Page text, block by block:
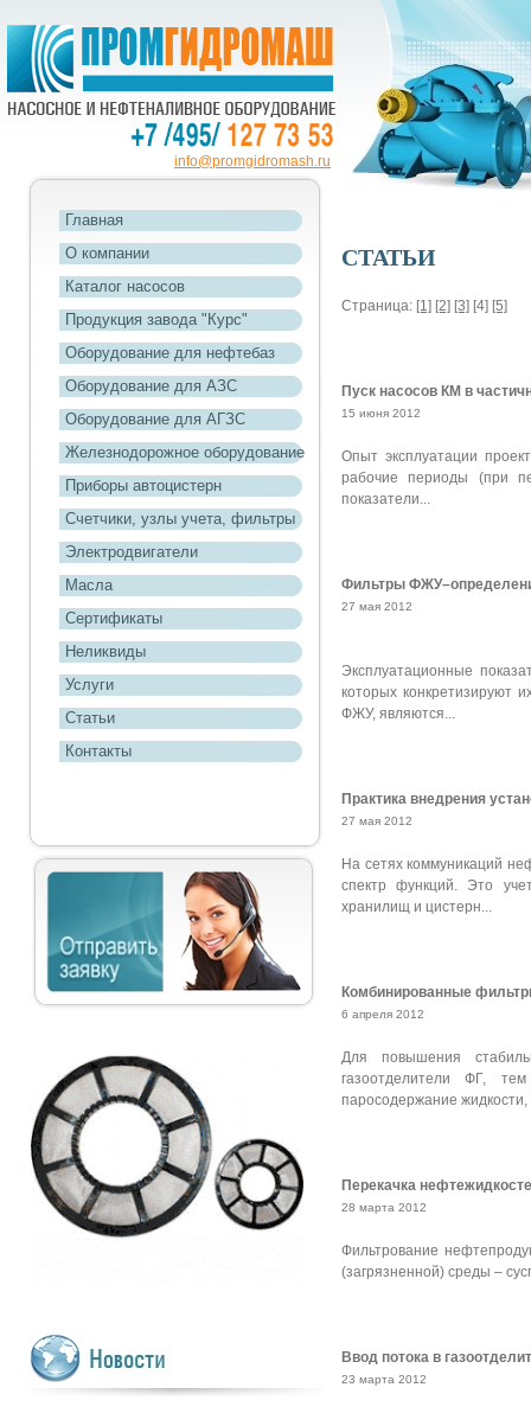
info@promgidromash.ru
Главная
О компании
Каталог насосов
Продукция завода "Курс"
Оборудование для нефтебаз
Оборудование для АЗС
Оборудование для АГЗС
Железнодорожное оборудование
Приборы автоцистерн
Счетчики, узлы учета, фильтры
Электродвигатели
Масла
Сертификаты
Неликвиды
Услуги
Статьи
Контакты
СТАТЬИ
Страница: [1] [2] [3] [4] [5]
Пуск насосов КМ в
15 июня 2012
Опыт эксплуатации
рабочие периоды (при
показатели...
Фильтры
27 мая 2012
Эксплуатационные
которых конкретизируют
ФЖУ, являются...
Практика внедрения
27 мая 2012
На сетях коммуникаций
спектр функций. Это
хранилищ и цистерн...
Комбинированные
6 апреля 2012
Для повышения
газоотделители ФГ,
паросодержание жидкости,
Перекачка
28 марта 2012
Фильтрование
(загрязненной) среды –
Ввод потока в
23 марта 2012